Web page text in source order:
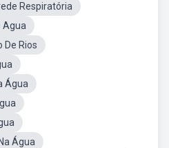
Respiratória
Agua
De Rios
Água
Água